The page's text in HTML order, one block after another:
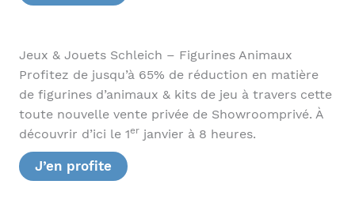
Jeux & Jouets Schleich – Figurines Animaux
Profitez de jusqu’à 65% de réduction en matière
de figurines d’animaux & kits de jeu à travers cette
toute nouvelle vente privée de Showroomprivé. À
découvrir d’ici le 1erjanvier à 8 heures.
J’en profite